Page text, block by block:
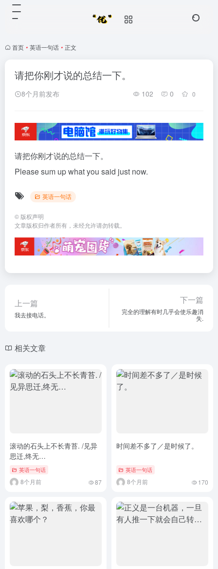
首页 • 英语一句话 • 正文
请把你刚才说的总结一下。
8个月前发布 102 0 0
请把你刚才说的总结一下。
Please sum up what you said just now.
英语一句话
© 版权声明
文章版权归作者所有，未经允许请勿转载。
上一篇
我去接电话。
下一篇
完全的理解有时几乎会使乐趣消
失.
相关文章
滚动的石头上不长青苔. /见异
思迁,终无…
英语一句话
8个月前 87
时间差不多了／是时候了。
英语一句话
8个月前 170